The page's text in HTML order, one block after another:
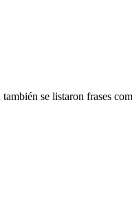
se listaron frases